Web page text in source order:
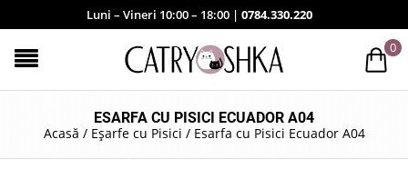
Luni – Vineri 10:00 – 18:00 | 0784.330.220
0
ESARFA CU PISICI ECUADOR A04
Acasă / Eșarfe cu Pisici / Esarfa cu Pisici Ecuador A04